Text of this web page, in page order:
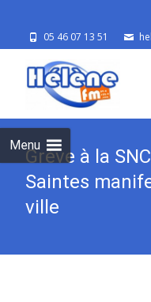
05 46 07 13 51
Menu
Grève à la
Saintes
ville